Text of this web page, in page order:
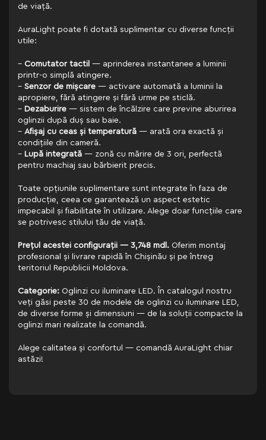
de viață.
AuraLight poate fi dotată suplimentar cu diverse funcții
utile:
– Comutator tactil — aprinderea instantanee a luminii
printr-o simplă atingere.
– Senzor de mișcare — activare automată a luminii la
apropiere, fără atingere și fără urme pe sticlă.
– Dezaburire — sistem de încălzire care previne aburirea
oglinzii după duș sau baie.
– Afișaj cu ceas și temperatură — arată ora exactă și
condițiile din cameră.
– Lupă integrată — zonă cu mărire de 3 ori, perfectă
pentru machiaj sau bărbierit precis.
Toate opțiunile suplimentare sunt integrate în faza de
producție, ceea ce garantează un aspect estetic
impecabil și fiabilitate în utilizare. Alege doar funcțiile care
se potrivesc stilului tău de viață.
Prețul acestei configurații — 3,748 mdl. Oferim montaj
profesional și livrare rapidă în Chișinău și pe întreg
teritoriul Republicii Moldova.
Categorie: Oglinzi cu iluminare LED. În catalogul nostru
veți găsi peste 30 de modele de oglinzi cu iluminare LED,
de diverse forme și dimensiuni — de la soluții compacte la
oglinzi mari realizate la comandă.
Alege calitatea și confortul — comandă AuraLight chiar
astăzi!